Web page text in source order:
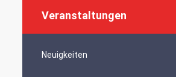
Veranstaltungen
Neuigkeiten